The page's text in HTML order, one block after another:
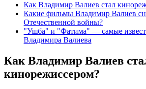
Как Владимир Валиев стал
Какие фильмы Владимир Валиев
Отечественной войны?
"Ушба" и "Фатима" — самые
Владимира Валиева
Как Владимир Валиев
кинорежиссером?